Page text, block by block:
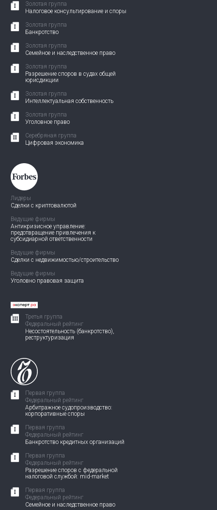
Золотая группа
Налоговое консультирование и споры
Золотая группа
Банкротство
Золотая группа
Семейное и наследственное право
Золотая группа
Разрешение споров в судах общей
юрисдикции
Золотая группа
Интеллектуальная собственность
Золотая группа
Уголовное право
Серебряная группа
Цифровая экономика
Лидеры
Сделки с криптовалютой
Ведущие фирмы
Антикризисное управление:
предотвращение привлечения к
субсидиарной ответственности
Ведущие фирмы
Сделки с недвижимостью/строительство
Ведущие фирмы
Уголовно правовая защита
Третья группа
Федеральный рейтинг
Несостоятельность (банкротство),
реструктуризация
Первая группа
Федеральный рейтинг
Арбитражное судопроизводство:
корпоративные споры
Первая группа
Федеральный рейтинг
Банкротство кредитных организаций
Первая группа
Федеральный рейтинг
Разрешение споров с федеральной
налоговой службой: mid-market
Первая группа
Федеральный рейтинг
Семейное и наследственное право